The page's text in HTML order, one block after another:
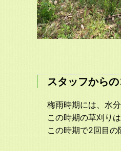
スタッフから
梅雨時期には、水
この時期の草刈り
この時期で2回目の